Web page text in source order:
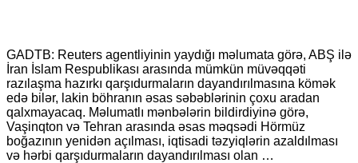
GADTB: Reuters agentliyinin yaydığı məlumata görə, ABŞ ilə
İran İslam Respublikası arasında mümkün müvəqqəti
razılaşma hazırkı qarşıdurmaların dayandırılmasına kömək
edə bilər, lakin böhranın əsas səbəblərinin çoxu aradan
qalxmayacaq. Məlumatlı mənbələrin bildirdiyinə görə,
Vaşinqton və Tehran arasında əsas məqsədi Hörmüz
boğazının yenidən açılması, iqtisadi təzyiqlərin azaldılması
və hərbi qarşıdurmaların dayandırılması olan …